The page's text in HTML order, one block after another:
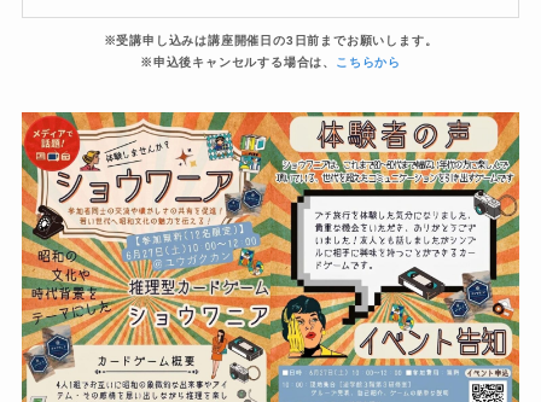
※受講申し込みは講座開催日の3日前までお願いします。
※申込後キャンセルする場合は、 こちらから